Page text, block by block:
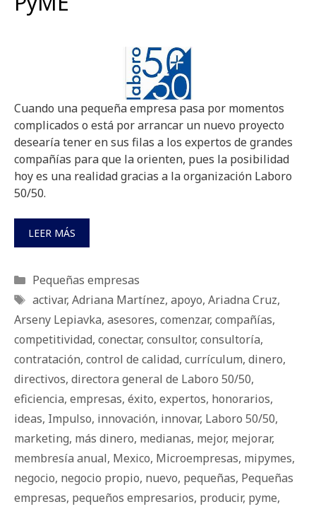
Cuando una pequeña empresa pasa por momentos
complicados o está por arrancar un nuevo proyecto
desearía tener en sus filas a los expertos de grandes
compañías para que la orienten, pues la posibilidad
hoy es una realidad gracias a la organización Laboro
50/50.
LEER MÁS
Categorías
Pequeñas empresas
Etiquetas
activar, Adriana Martínez, apoyo, Ariadna Cruz,
Arseny Lepiavka, asesores, comenzar, compañías,
competitividad, conectar, consultor, consultoría,
contratación, control de calidad, currículum, dinero,
directivos, directora general de Laboro 50/50,
eficiencia, empresas, éxito, expertos, honorarios,
ideas, Impulso, innovación, innovar, Laboro 50/50,
marketing, más dinero, medianas, mejor, mejorar,
membresía anual, Mexico, Microempresas, mipymes,
negocio, negocio propio, nuevo, pequeñas, Pequeñas
empresas, pequeños empresarios, producir, pyme,